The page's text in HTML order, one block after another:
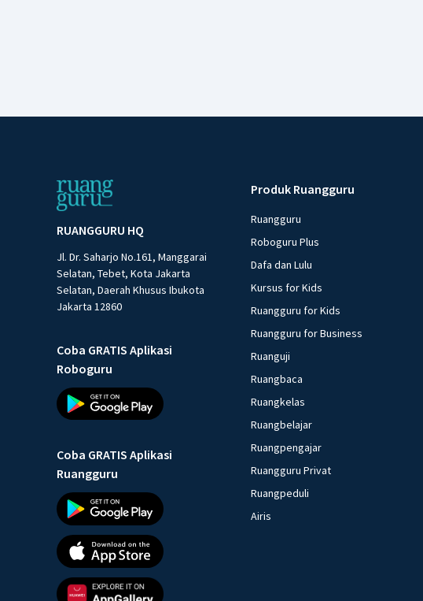
RUANGGURU HQ
Jl. Dr. Saharjo No.161, Manggarai
Selatan, Tebet, Kota Jakarta
Selatan, Daerah Khusus Ibukota
Jakarta 12860
Coba GRATIS Aplikasi
Roboguru
Coba GRATIS Aplikasi
Ruangguru
Produk Ruangguru
Ruangguru
Roboguru Plus
Dafa dan Lulu
Kursus for Kids
Ruangguru for Kids
Ruangguru for Business
Ruanguji
Ruangbaca
Ruangkelas
Ruangbelajar
Ruangpengajar
Ruangguru Privat
Ruangpeduli
Airis